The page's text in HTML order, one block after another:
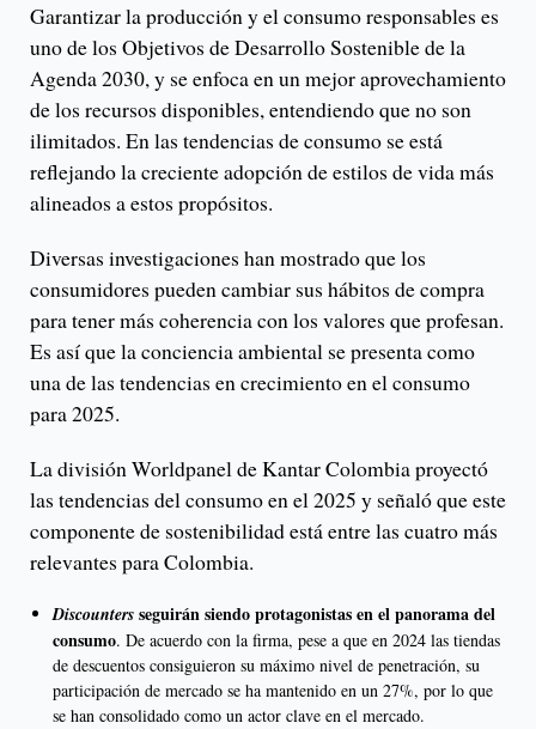
Garantizar la producción y el consumo responsables es
uno de los Objetivos de Desarrollo Sostenible de la
Agenda 2030, y se enfoca en un mejor aprovechamiento
de los recursos disponibles, entendiendo que no son
ilimitados. En las tendencias de consumo se está
reflejando la creciente adopción de estilos de vida más
alineados a estos propósitos.
Diversas investigaciones han mostrado que los
consumidores pueden cambiar sus hábitos de compra
para tener más coherencia con los valores que profesan.
Es así que la conciencia ambiental se presenta como
una de las tendencias en crecimiento en el consumo
para 2025.
La división Worldpanel de Kantar Colombia proyectó
las tendencias del consumo en el 2025 y señaló que este
componente de sostenibilidad está entre las cuatro más
relevantes para Colombia.
Discounters seguirán siendo protagonistas en el panorama del
consumo. De acuerdo con la firma, pese a que en 2024 las tiendas
de descuentos consiguieron su máximo nivel de penetración, su
participación de mercado se ha mantenido en un 27%, por lo que
se han consolidado como un actor clave en el mercado.